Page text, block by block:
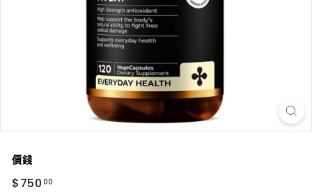
價錢
正
$750 00